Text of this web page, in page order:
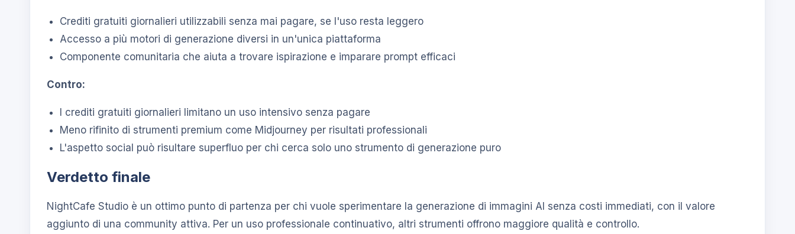
Crediti gratuiti giornalieri utilizzabili senza mai pagare, se l'uso resta leggero
Accesso a più motori di generazione diversi in un'unica piattaforma
Componente comunitaria che aiuta a trovare ispirazione e imparare prompt efficaci
Contro:
I crediti gratuiti giornalieri limitano un uso intensivo senza pagare
Meno rifinito di strumenti premium come Midjourney per risultati professionali
L'aspetto social può risultare superfluo per chi cerca solo uno strumento di generazione puro
Verdetto finale
NightCafe Studio è un ottimo punto di partenza per chi vuole sperimentare la generazione di immagini AI senza costi immediati, con il valore
aggiunto di una community attiva. Per un uso professionale continuativo, altri strumenti offrono maggiore qualità e controllo.